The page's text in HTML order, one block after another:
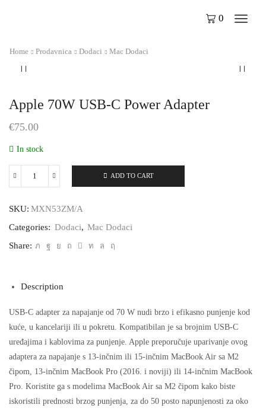
0
Home Prodavnica Dodaci Mac Dodaci
Apple 70W USB-C Power Adapter
€75.00
In stock
Apple
C
Power
quantity
ADD TO CART
SKU: MXN53ZM/A
Categories: Dodaci, Mac Dodaci
Share:
Description
USB-C adapter za napajanje od 70 W nudi brzo i efikasno punjenje kod
kuće, u kancelariji ili u pokretu. Kompatibilan je sa brojnim USB-C
uređajima i kablovima za punjenje. Apple preporučuje uparivanje ovog
adaptera za napajanje s 13-inčnim ili 15-inčnim MacBook Air sa M2
čipom, 13-inčnim MacBook Pro (2016. i noviji) ili 14-inčnim MacBook
Pro. Koristite ga s modelima MacBook Air sa M2 čipom kako biste
iskoristili prednosti brzog punjenja, za do 50 posto napunjenosti za oko